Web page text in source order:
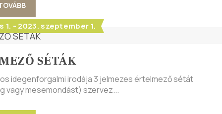
1. - 2023. szeptember 1.
SÉTÁK
idegenforgalmi irodája 3 jelmezes értelmező sétát
vagy mesemondást) szervez...